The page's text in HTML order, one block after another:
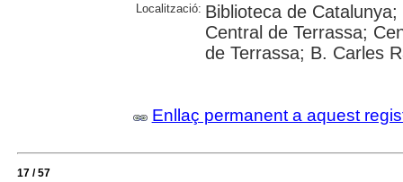
Localització: Biblioteca de
Central de Terrassa;
de Terrassa; B. Carles
Enllaç permanent a aquest
17 / 57